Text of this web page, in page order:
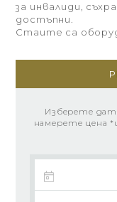
за инвалиди,
достъпни.
Стаите са
Изберете
намерете цена